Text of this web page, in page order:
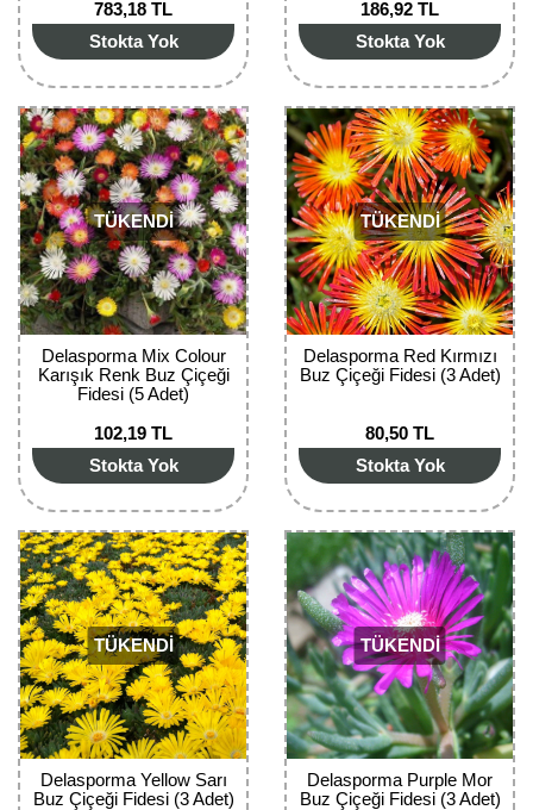
783,18 TL
Stokta Yok
186,92 TL
Stokta Yok
TÜKENDİ
Delasporma Mix Colour
Karışık Renk Buz Çiçeği
Fidesi (5 Adet)
102,19 TL
Stokta Yok
TÜKENDİ
Delasporma Red Kırmızı
Buz Çiçeği Fidesi (3 Adet)
80,50 TL
Stokta Yok
TÜKENDİ
Delasporma Yellow Sarı
Buz Çiçeği Fidesi (3 Adet)
TÜKENDİ
Delasporma Purple Mor
Buz Çiçeği Fidesi (3 Adet)
Bektaşi Üzümü Fidanı
Böğürtlen Fidanı
Ceviz Fidanı
Dut Fidanı
Elma Fidanı
Erik Fidanı
Feijoa Fidanı
Fidan Anaçları ve Aşı Kalemleri
Fındık Fidanı
Frenk Üzümü Fidanı
Girebolu Fidanı
Goji Berry Fidanı
Hünnap Fidanı
İncir Fidanı
Kapari Gebre Otu Fidanı
Kayısı Fidanı
Nostaljik Güller
Peyzaj Gülleri
Sarmaşık(Çardak) Gül Fidanları
Ters Lale Soğanı
Yılbaşı Gülü Çiçeği
Zambak Soğanı